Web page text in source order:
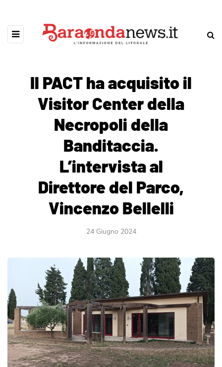
Il PACT ha acquisito il
Visitor Center della
Necropoli della
Banditaccia.
L’intervista al
Direttore del Parco,
Vincenzo Bellelli
24 Giugno 2024